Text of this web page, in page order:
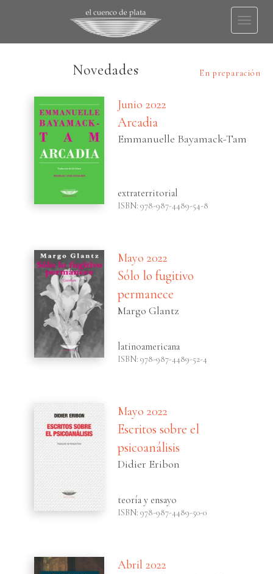
Toggle
Novedades En preparación
Junio 2022
Arcadia
Emmanuelle Bayamack-Tam
extraterritorial
ISBN: 978-987-4489-54-8
Mayo 2022
Sólo lo fugitivo
permanece
Margo Glantz
latinoamericana
ISBN: 978-987-4489-52-4
Mayo 2022
Escritos sobre el
psicoanálisis
Didier Eribon
teoría y ensayo
ISBN: 978-987-4489-50-0
Abril 2022